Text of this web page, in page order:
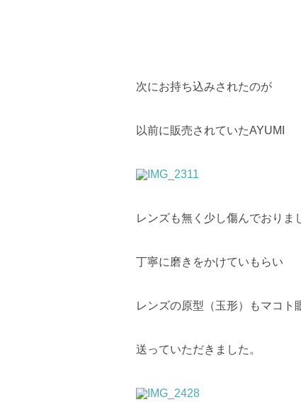
次にお持ち込みされたのが
以前に販売されていたAYUMI
レンズも無く少し傷んでおりま
丁寧に磨きをかけていもらい
レンズの原型（玉形）もマコト
送っていただきました。